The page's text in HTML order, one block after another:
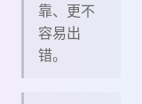
靠、更不
容易出
错。